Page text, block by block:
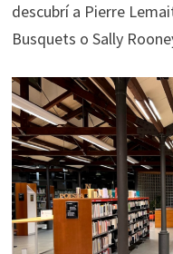
descubrí a Pierre
Busquets o Sally